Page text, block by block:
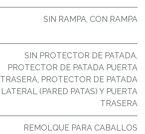
SIN RAMPA, CON RAMPA
SIN PROTECTOR DE PATADA,
PROTECTOR DE PATADA PUERTA
TRASERA, PROTECTOR DE PATADA
LATERAL (PARED PATAS) Y PUERTA
TRASERA
REMOLQUE PARA CABALLOS